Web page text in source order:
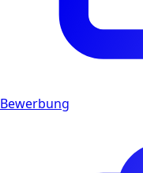
Bewerbung